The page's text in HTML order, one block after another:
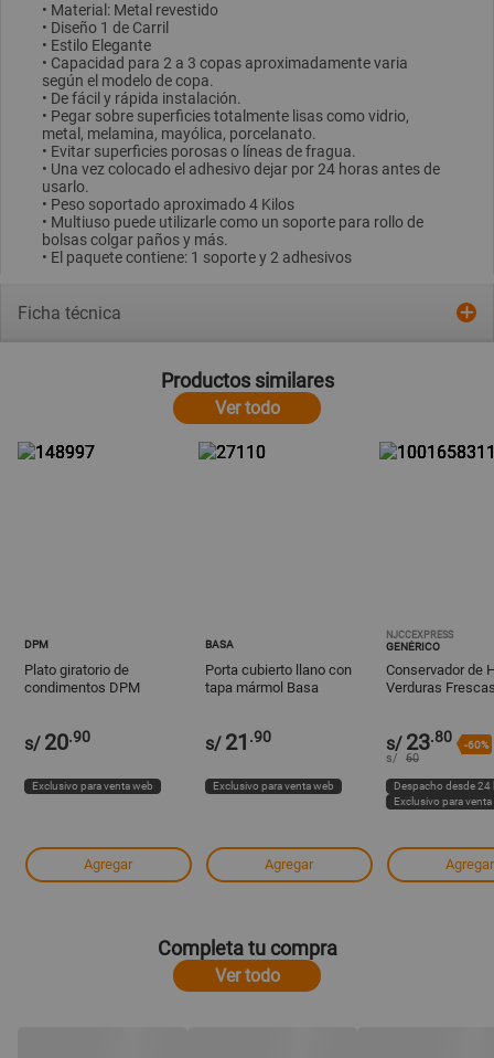
• Material: Metal revestido
• Diseño 1 de Carril
• Estilo Elegante
• Capacidad para 2 a 3 copas aproximadamente varia
según el modelo de copa.
• De fácil y rápida instalación.
• Pegar sobre superficies totalmente lisas como vidrio,
metal, melamina, mayólica, porcelanato.
• Evitar superficies porosas o líneas de fragua.
• Una vez colocado el adhesivo dejar por 24 horas antes de
usarlo.
• Peso soportado aproximado 4 Kilos
• Multiuso puede utilizarle como un soporte para rollo de
bolsas colgar paños y más.
• El paquete contiene: 1 soporte y 2 adhesivos
Ficha técnica
Productos similares
Ver todo
DPM
Plato giratorio de
condimentos DPM
s/ 20.90
Exclusivo para venta web
Agregar
BASA
Porta cubierto llano con
tapa mármol Basa
s/ 21 .90
Exclusivo para venta web
Agregar
NJCCEXPRESS
GENÉRICO
Conservador de
Verduras
s/ 23.80 -60%
s/ 60
Despacho desde 24
Exclusivo para
Agregar
Completa tu compra
Ver todo